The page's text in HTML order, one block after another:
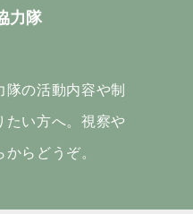
力隊
の活動内容や制
たい方へ。視察や
らどうぞ。